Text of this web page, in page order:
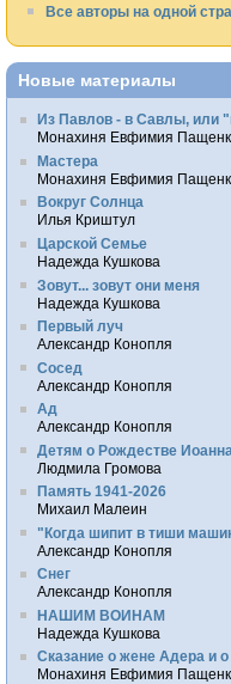
Все авторы на одной
Новые материалы
Из Павлов - в Савлы, или
Монахиня Евфимия
Мастера
Монахиня Евфимия
Вокруг Солнца
Илья Криштул
Царской Семье
Надежда Кушкова
Зовут... зовут они меня
Надежда Кушкова
Первый луч
Александр Конопля
Сосед
Александр Конопля
Ад
Александр Конопля
Детям о Рождестве
Людмила Громова
Память 1941-2026
Михаил Малеин
"Когда шипит в тиши
Александр Конопля
Снег
Александр Конопля
НАШИМ ВОИНАМ
Надежда Кушкова
Сказание о жене Адера и
Монахиня Евфимия